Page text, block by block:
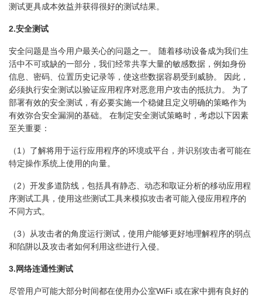
测试更具成本效益并获得很好的测试结果。
2.安全测试
安全问题是当今用户最关心的问题之一。 随着移动设备成为我们生
活中不可或缺的一部分，我们经常共享大量的敏感数据，例如身份
信息、密码、位置历史记录等，使这些数据容易受到威胁。 因此，
必须执行安全测试以验证应用程序对恶意用户攻击的抵抗力。 为了
部署有效的安全测试，有必要实施一个稳健且定义明确的策略作为
有效弥合安全漏洞的基础。 在制定安全测试策略时，考虑以下因素
至关重要：
（1）了解将用于运行应用程序的环境或平台，并识别攻击者可能在
特定操作系统上使用的向量。
（2）开发多道防线，包括具有静态、动态和取证分析的移动应用程
序测试工具，使用这些测试工具来模拟攻击者可能入侵应用程序的
不同方式。
（3）从攻击者的角度运行测试，使用户能够更好地理解程序的弱点
和陷阱以及攻击者如何利用这些进行入侵。
3.网络连通性测试
尽管用户可能大部分时间都在使用办公室WiFi 或在家中拥有良好的